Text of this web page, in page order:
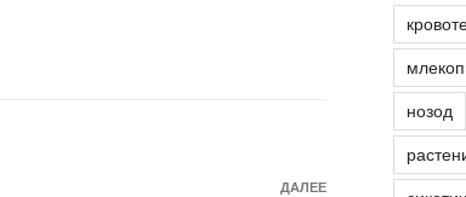
Следующая
ДАЛЕЕ
нозод